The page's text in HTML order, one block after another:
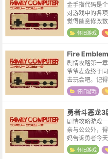
金手指代码是
对游戏中的各
觉得随意修改
衡。某天想刷
掉落的天使之
怀旧游戏
Fire
剧情攻略第一
爷爷麦森终于
去玩会吧。记
没了。」这一
围着一个风尘
怀旧游戏
勇者斗恶龙
剧情攻略游戏
亲与公公外，
妈告诉勇者今
国王会发给你
挑选同伴。
怀旧游戏